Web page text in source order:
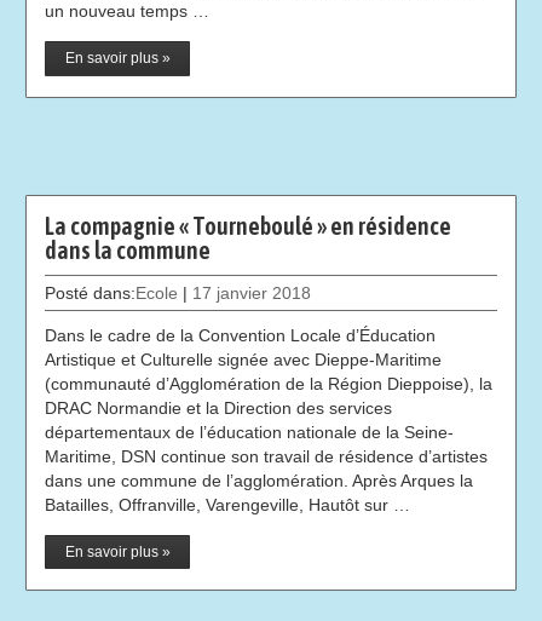
un nouveau temps …
En savoir plus »
La compagnie « Tourneboulé » en résidence
dans la commune
Posté dans:Ecole | 17 janvier 2018
Dans le cadre de la Convention Locale d’Éducation
Artistique et Culturelle signée avec Dieppe-Maritime
(communauté d’Agglomération de la Région Dieppoise), la
DRAC Normandie et la Direction des services
départementaux de l’éducation nationale de la Seine-
Maritime, DSN continue son travail de résidence d’artistes
dans une commune de l’agglomération. Après Arques la
Batailles, Offranville, Varengeville, Hautôt sur …
En savoir plus »